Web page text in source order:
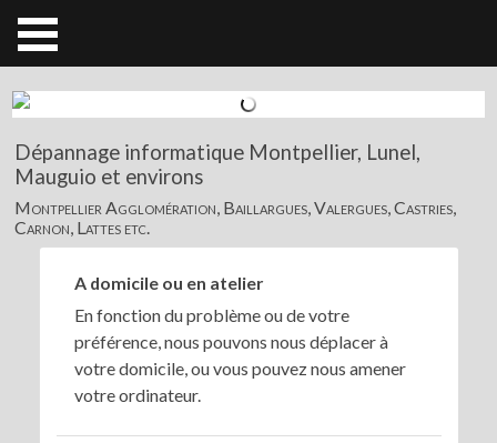
Dépannage informatique Montpellier, Lunel,
Mauguio et environs
Montpellier Agglomération, Baillargues, Valergues, Castries,
Carnon, Lattes etc.
A domicile ou en atelier
En fonction du problème ou de votre
préférence, nous pouvons nous déplacer à
votre domicile, ou vous pouvez nous amener
votre ordinateur.